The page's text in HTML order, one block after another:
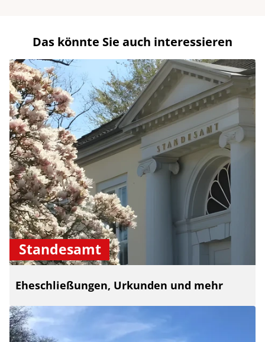
Das könnte Sie auch interessieren
Standesamt
Eheschließungen, Urkunden und mehr